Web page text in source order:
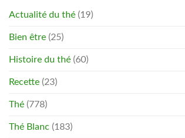
Actualité du thé (19)
Bien être (25)
Histoire du thé (60)
Recette (23)
Thé (778)
Thé Blanc (183)